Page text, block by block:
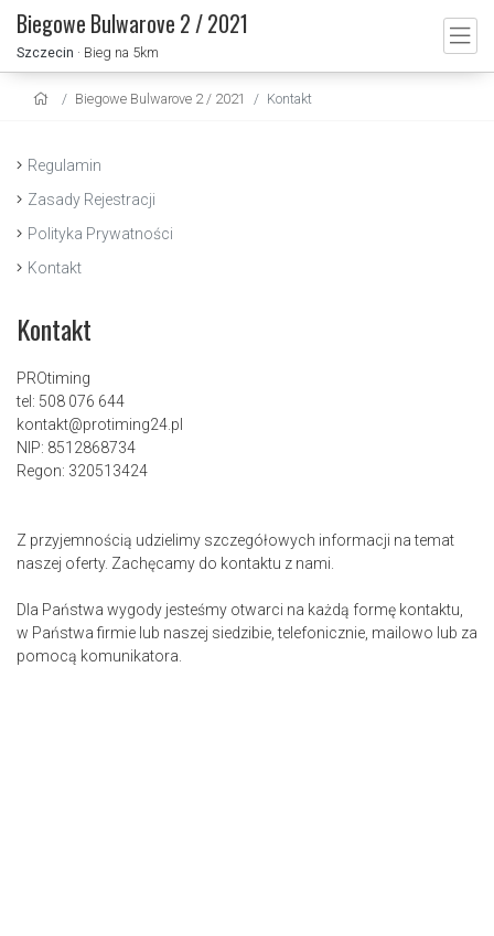
Biegowe Bulwarove 2 / 2021
Szczecin · Bieg na 5km
Biegowe Bulwarove 2 / 2021 Kontakt
Regulamin
Zasady Rejestracji
Polityka Prywatności
Kontakt
Kontakt
PROtiming
tel: 508 076 644
kontakt@protiming24.pl
NIP: 8512868734
Regon: 320513424
Z przyjemnością udzielimy szczegółowych informacji na temat
naszej oferty. Zachęcamy do kontaktu z nami.
Dla Państwa wygody jesteśmy otwarci na każdą formę kontaktu,
w Państwa firmie lub naszej siedzibie, telefonicznie, mailowo lub za
pomocą komunikatora.